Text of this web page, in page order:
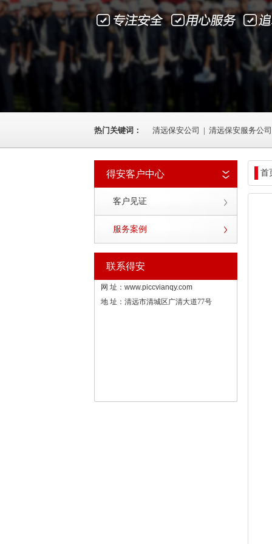
热门关键词： 清远保安公司 | 清远保安服务公司
得安客户中心
客户见证
服务案例
联系得安
网 址： www.piccvianqy.com
地 址：清远市清城区广清大道77号
首